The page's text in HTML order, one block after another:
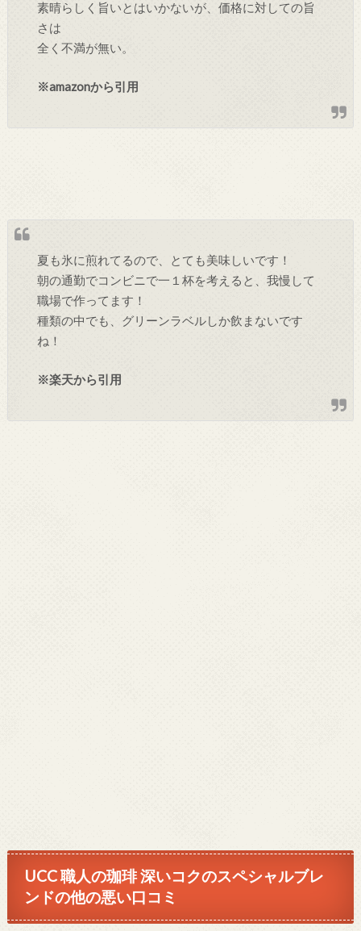
素晴らしく旨いとはいかないが、価格に対しての旨
さは
全く不満が無い。
※amazonから引用
夏も氷に煎れてるので、とても美味しいです！
朝の通勤でコンビニで一１杯を考えると、我慢して
職場で作ってます！
種類の中でも、グリーンラベルしか飲まないです
ね！
※楽天から引用
UCC 職人の珈琲 深いコクのスペシャルブレ
ンドの他の悪い口コミ